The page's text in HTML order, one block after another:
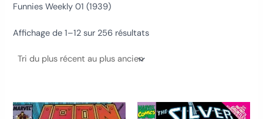
Funnies Weekly 01 (1939)
Affichage de 1–12 sur 256 résultats
Ce
Ce